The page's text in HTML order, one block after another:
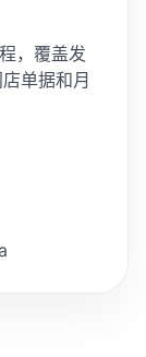
，覆盖发
单据和月